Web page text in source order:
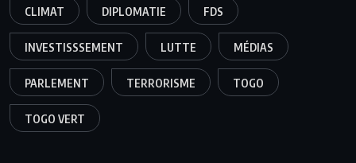
CLIMAT DIPLOMATIE FDS
INVESTISSSEMENT LUTTE MÉDIAS
PARLEMENT TERRORISME TOGO
TOGO VERT